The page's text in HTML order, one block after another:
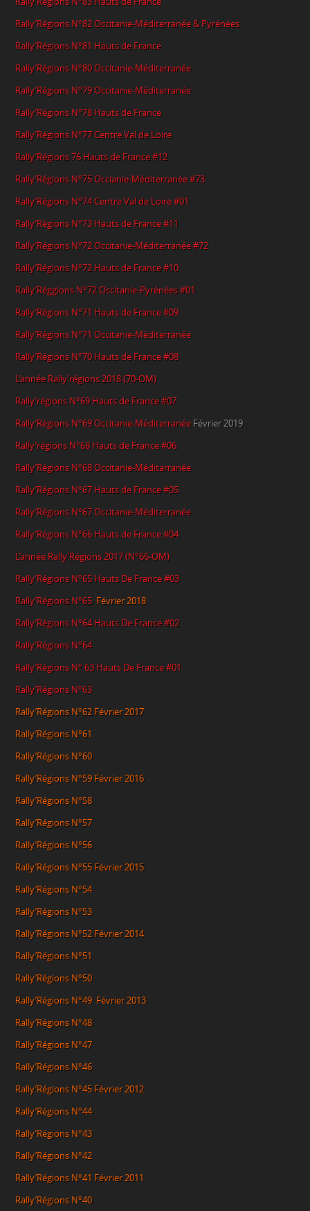
Rally’Régions N°82 Occitanie-Méditerranée & Pyrénées
Rally’Régions N°81 Hauts de France
Rally’Régions N°80 Occitanie-Méditerranée
Rally’Régions N°79 Occitanie-Méditerranée
Rally’Régions N°78 Hauts de France
Rally’Régions N°77 Centre Val de Loire
Rally’Régions 76 Hauts de France #12
Rally’Régions N°75 Occianie-Méditerranée #73
Rally’Régions N°74 Centre Val de Loire #01
Rally’Régions N°73 Hauts de France #11
Rally’Régions N°72 Occitanie-Méditerranée #72
Rally’Régions N°72 Hauts de France #10
Rally’Réggions N°72 Occitanie-Pyrénées #01
Rally’Régions N°71 Hauts de France #09
Rally’Régions N°71 Occitanie-Méditerranée
Rally’Régions N°70 Hauts de France #08
L’année Rally’régions 2018 (70-OM)
Rally’régions N°69 Hauts de France #07
Rally’Régions N°69 Occitanie-Méditerranée Février 2019
Rally’régions N°68 Hauts de France #06
Rally’Régions N°68 Occitanie-Méditarranée
Rally’Régions N°67 Hauts de France #05
Rally’Régions N°67 Occitanie-Méditerranée
Rally’Régions N°66 Hauts de France #04
L’année Rally’Régions 2017 (N°66-OM)
Rally’Régions N°65 Hauts De France #03
Rally’Régions N°65 Février 2018
Rally’Régions N°64 Hauts De France #02
Rally’Régions N°64
Rally’Régions N° 63 Hauts De France #01
Rally’Régions N°63
Rally’Régions N°62 Février 2017
Rally’Régions N°61
Rally’Régions N°60
Rally’Régions N°59 Février 2016
Rally’Régions N°58
Rally’Régions N°57
Rally’Régions N°56
Rally’Régions N°55 Février 2015
Rally’Régions N°54
Rally’Régions N°53
Rally’Régions N°52 Février 2014
Rally’Régions N°51
Rally’Régions N°50
Rally’Régions N°49Février 2013
Rally’Régions N°48
Rally’Régions N°47
Rally’Régions N°46
Rally’Régions N°45 Février 2012
Rally’Régions N°44
Rally’Régions N°43
Rally’Régions N°42
Rally’Régions N°41 Février 2011
Rally’Régions N°40